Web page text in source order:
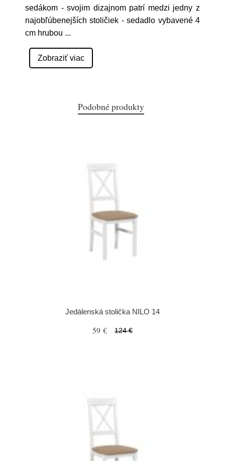
sedákom - svojim dizajnom patrí medzi jedny z
najobľúbenejších stoličiek - sedadlo vybavené 4
cm hrubou ...
Zobraziť viac
Podobné produkty
Jedálenská stolička NILO 14
59 € 124 €